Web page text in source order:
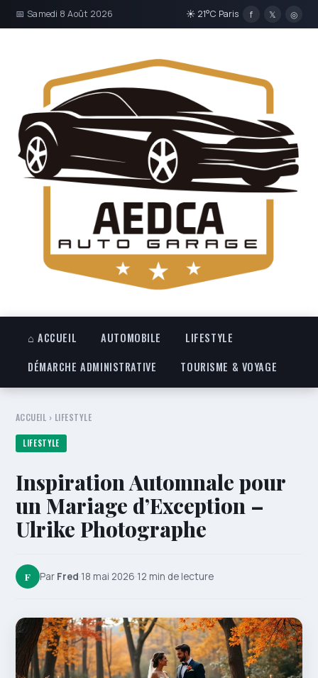
📅 Samedi 8 Août 2026 ☀ 21°C Paris f 𝕏 ◎
⌂ ACCUEIL AUTOMOBILE
LIFESTYLE
DÉMARCHE ADMINISTRATIVE
TOURISME & VOYAGE
ACCUEIL › LIFESTYLE
LIFESTYLE
Inspiration Automnale pour
un Mariage d’Exception –
Ulrike Photographe
F Par Fred·18 mai 2026·12 min de lecture